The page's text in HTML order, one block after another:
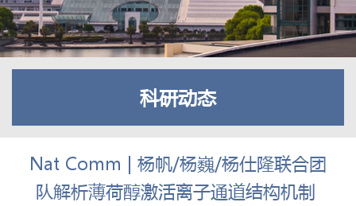
科研动态
Nat Comm | 杨帆/杨巍/杨仕隆联合团
队解析薄荷醇激活离子通道结构机制 ​